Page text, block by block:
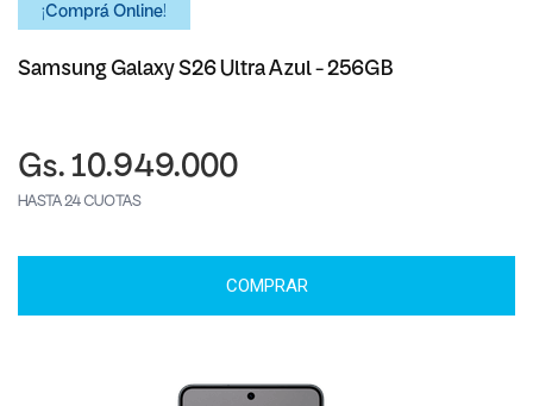
¡Comprá Online!
Samsung Galaxy S26 Ultra Azul - 256GB
Gs. 10.949.000
HASTA 24 CUOTAS
COMPRAR